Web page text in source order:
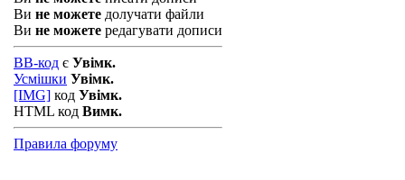
Ви не можете долучати файли
Ви не можете редагувати дописи
BB-код є Увімк.
Усмішки Увімк.
[IMG] код Увімк.
HTML код Вимк.
Правила форуму